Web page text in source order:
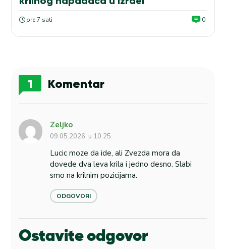
pre 7 sati 0
1 Komentar
Zeljko
09.05.2026. u 10:25
Lucic moze da ide, ali Zvezda mora da
dovede dva leva krila i jedno desno. Slabi
smo na krilnim pozicijama.
ODGOVORI
Ostavite odgovor